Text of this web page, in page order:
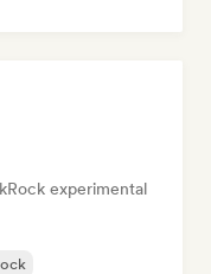
Rock experimental